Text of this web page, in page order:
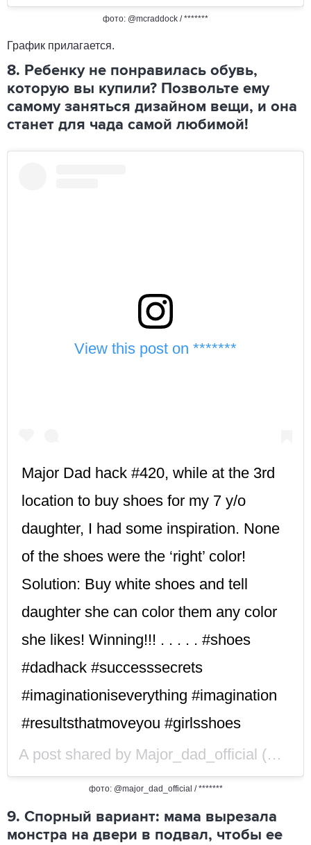
фото: @mcraddock / *******
График прилагается.
8. Ребенку не понравилась обувь,
которую вы купили? Позвольте ему
самому заняться дизайном вещи, и она
станет для чада самой любимой!
View this post on *******
Major Dad hack #420, while at the 3rd
location to buy shoes for my 7 y/o
daughter, I had some inspiration. None
of the shoes were the ‘right’ color!
Solution: Buy white shoes and tell
daughter she can color them any color
she likes! Winning!!! . . . . . #shoes
#dadhack #successsecrets
#imaginationiseverything #imagination
#resultsthatmoveyou #girlsshoes
A post shared by Major_dad_official (@major_dad_official) on
фото: @major_dad_official / *******
9. Спорный вариант: мама вырезала
монстра на двери в подвал, чтобы ее